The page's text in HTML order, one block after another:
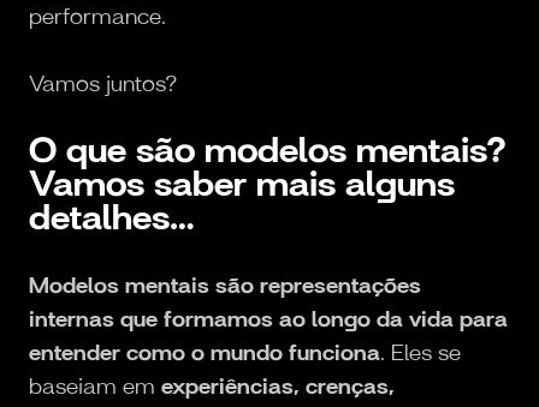
performance.
Vamos juntos?
O que são modelos mentais?
Vamos saber mais alguns
detalhes…
Modelos mentais são representações
internas que formamos ao longo da vida para
entender como o mundo funciona. Eles se
baseiam em experiências, crenças,